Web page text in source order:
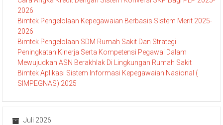
2026
Bimtek Pengelolaan Kepegawaian Berbasis Sistem Merit 2025-
2026
Bimtek Pengelolaan SDM Rumah Sakit Dan Strategi
Peningkatan Kinerja Serta Kompetensi Pegawai Dalam
Mewujudkan ASN Berakhlak Di Lingkungan Rumah Sakit
Bimtek Aplikasi Sistem Informasi Kepegawaian Nasional (
SIMPEGNAS) 2025
Juli 2026